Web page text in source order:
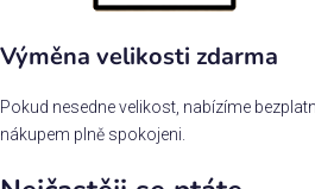
Výměna velikosti zdarma
Pokud nesedne velikost, nabízíme
nákupem plně spokojeni.